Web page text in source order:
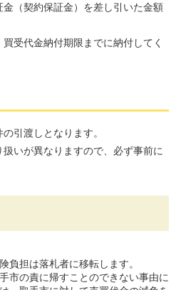
（契約保証金）を差し引いた金額
受代金納付期限までに納付してく
引渡しとなります。
いが異なりますので、必ず事前に
負担は落札者に移転します。
市の責に帰すことのできない事由に